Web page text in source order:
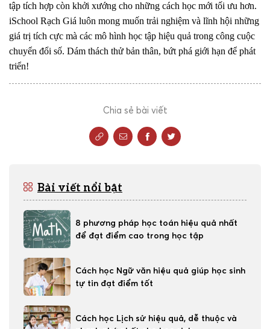
tập tích hợp còn khởi xướng cho những cách học mới tối ưu hơn.
iSchool Rạch Giá luôn mong muốn trải nghiệm và lĩnh hội những
giá trị tích cực mà các mô hình học tập hiệu quả trong công cuộc
chuyển đổi số. Dám thách thử bản thân, bứt phá giới hạn để phát
triển!
Chia sẻ bài viết
Bài viết nổi bật
8 phương pháp học toán hiệu quả nhất
để đạt điểm cao trong học tập
Cách học Ngữ văn hiệu quả giúp học sinh
tự tin đạt điểm tốt
Cách học Lịch sử hiệu quả, dễ thuộc và